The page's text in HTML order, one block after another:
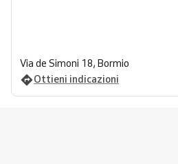
Via de Simoni 18, Bormio
Ottieni indicazioni